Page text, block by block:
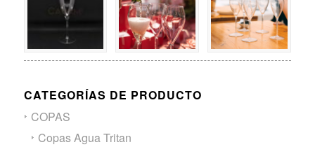
CATEGORÍAS DE PRODUCTO
COPAS
Copas Agua Tritan